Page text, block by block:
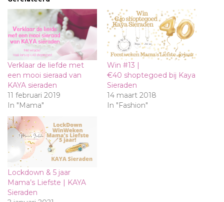
Verklaar de liefde met
een mooi sieraad van
KAYA sieraden
11 februari 2019
In "Mama"
Win #13 |
€40 shoptegoed bij Kaya
Sieraden
14 maart 2018
In "Fashion"
Lockdown & 5 jaar
Mama’s Liefste | KAYA
Sieraden